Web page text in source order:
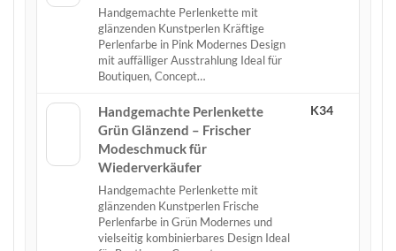
Handgemachte Perlenkette mit
glänzenden Kunstperlen Kräftige
Perlenfarbe in Pink Modernes Design
mit auffälliger Ausstrahlung Ideal für
Boutiquen, Concept…
Handgemachte Perlenkette
Grün Glänzend – Frischer
Modeschmuck für
Wiederverkäufer
Handgemachte Perlenkette mit
glänzenden Kunstperlen Frische
Perlenfarbe in Grün Modernes und
vielseitig kombinierbares Design Ideal
K34